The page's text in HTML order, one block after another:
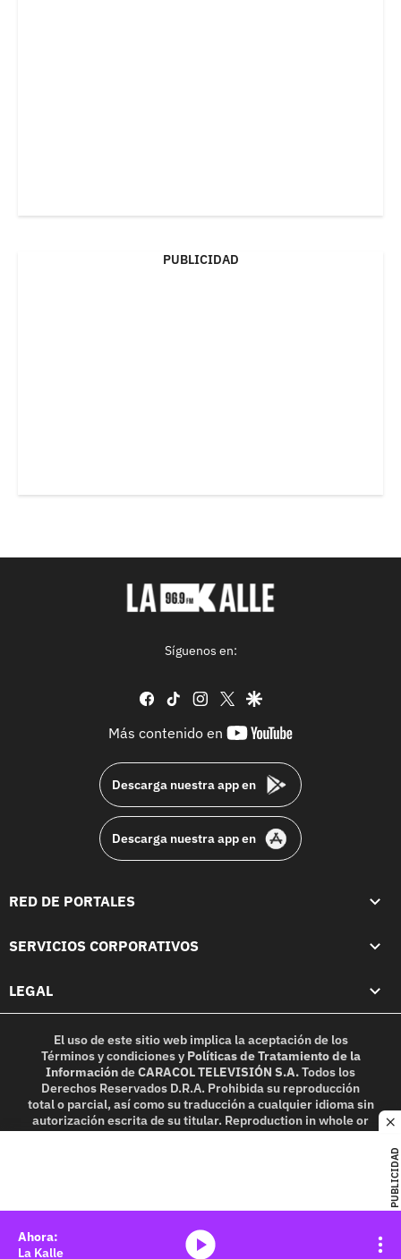
PUBLICIDAD
PUBLICIDAD
Síguenos en:
facebook
tiktok instagram
twittergoogle
Más contenido en
youtube-
Descarga nuestra app en
Descarga nuestra app en
RED DE PORTALES
SERVICIOS CORPORATIVOS
LEGAL
El uso de este sitio web implica la aceptación de los
Términos y condicionesy Políticas de Tratamiento de la
InformacióndeCARACOL TELEVISIÓN S.A.Todos los
Derechos Reservados D.R.A. Prohibida su reproducción
total o parcial, así como su traducción a cualquier idioma sin
autorización escrita de su titular. Reproduction in whole or
in part, or translation without written permission is
La Kalle